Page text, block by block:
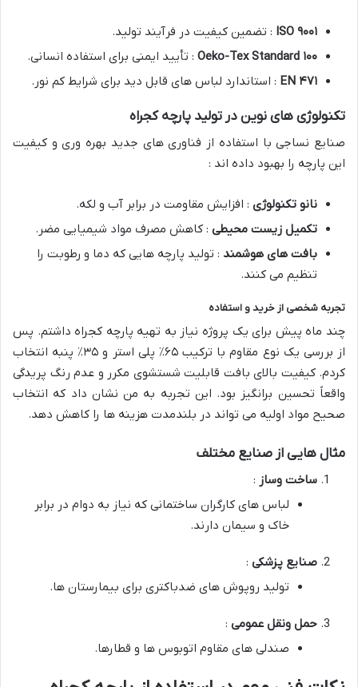
ISO ۹۰۰۱
: تضمین کیفیت در فرآیند تولید.
Oeko-Tex Standard ۱۰۰
: تأیید ایمنی برای استفاده انسانی.
EN ۴۷۱ : استاندارد لباس های قابل دید برای شرایط کم نور.
تکنولوژی های نوین در تولید پارچه کجراه
صنایع نساجی با استفاده از فناوری های جدید بهره وری و کیفیت
این پارچه را بهبود داده اند :
نانو تکنولوژی : افزایش مقاومت در برابر آب و لکه.
تکمیل زیست محیطی : کاهش مصرف مواد شیمیایی مضر.
بافت های هوشمند : تولید پارچه هایی که دما و رطوبت را
تنظیم می کنند.
تجربه شخصی از خرید و استفاده
چند ماه پیش برای یک پروژه نیاز به تهیه پارچه کجراه داشتم. پس
از بررسی یک نوع مقاوم با ترکیب ۶۵٪ پلی استر و ۳۵٪ پنبه انتخاب
کردم. کیفیت بالای بافت قابلیت شستشوی مکرر و عدم رنگ پریدگی
واقعاً تحسین برانگیز بود. این تجربه به من نشان داد که انتخاب
صحیح مواد اولیه می تواند در بلندمدت هزینه ها را کاهش دهد.
مثال هایی از صنایع مختلف
ساخت وساز :
لباس های کارگران ساختمانی که نیاز به دوام در برابر
خاک و سیمان دارند.
صنایع پزشکی :
تولید روپوش های ضدباکتری برای بیمارستان ها.
حمل ونقل عمومی :
صندلی های مقاوم اتوبوس ها و قطارها.